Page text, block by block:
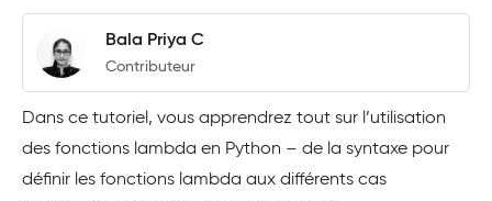
Bala Priya C
Contributeur
Dans ce tutoriel, vous apprendrez tout sur l’utilisation
des fonctions lambda en Python – de la syntaxe pour
définir les fonctions lambda aux différents cas